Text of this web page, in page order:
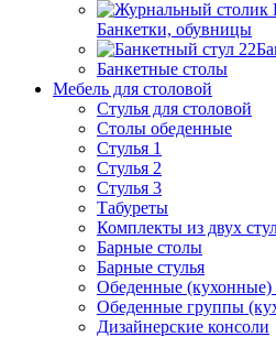
Банкетки, обувницы
Банкетные столы
Мебель для столовой
Стулья для столовой
Столы обеденные
Стулья 1
Стулья 2
Стулья 3
Табуреты
Комплекты из двух
Барные столы
Барные стулья
Обеденные (кухонные)
Обеденные группы
Дизайнерские консоли